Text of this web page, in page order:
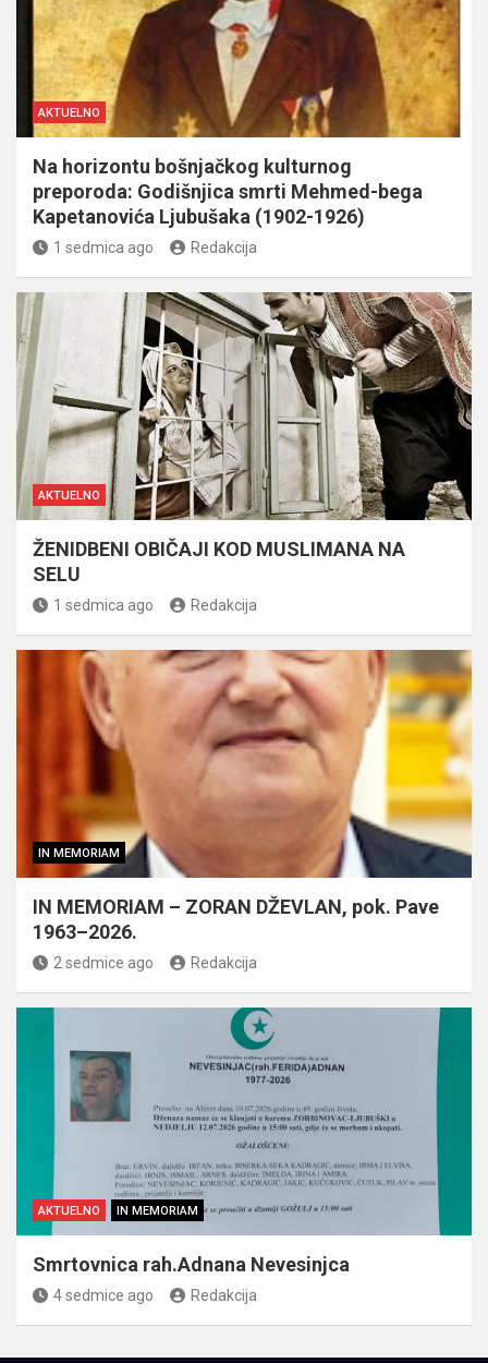
AKTUELNO
Na horizontu bošnjačkog kulturnog
preporoda: Godišnjica smrti Mehmed-bega
Kapetanovića Ljubušaka (1902-1926)
1 sedmica ago Redakcija
AKTUELNO
ŽENIDBENI OBIČAJI KOD MUSLIMANA NA
SELU
1 sedmica ago Redakcija
IN MEMORIAM
IN MEMORIAM – ZORAN DŽEVLAN, pok. Pave
1963–2026.
2 sedmice ago Redakcija
AKTUELNO IN MEMORIAM
Smrtovnica rah.Adnana Nevesinjca
4 sedmice ago Redakcija